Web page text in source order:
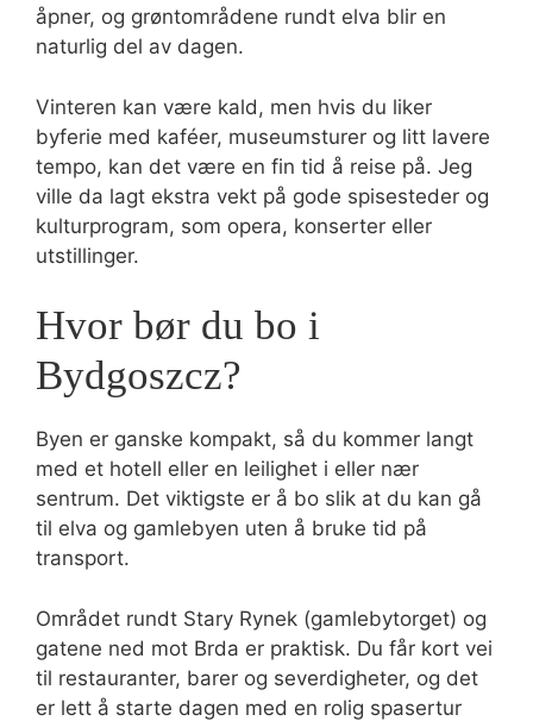
åpner, og grøntområdene rundt elva blir en
naturlig del av dagen.
Vinteren kan være kald, men hvis du liker
byferie med kaféer, museumsturer og litt lavere
tempo, kan det være en fin tid å reise på. Jeg
ville da lagt ekstra vekt på gode spisesteder og
kulturprogram, som opera, konserter eller
utstillinger.
Hvor bør du bo i
Bydgoszcz?
Byen er ganske kompakt, så du kommer langt
med et hotell eller en leilighet i eller nær
sentrum. Det viktigste er å bo slik at du kan gå
til elva og gamlebyen uten å bruke tid på
transport.
Området rundt Stary Rynek (gamlebytorget) og
gatene ned mot Brda er praktisk. Du får kort vei
til restauranter, barer og severdigheter, og det
er lett å starte dagen med en rolig spasertur